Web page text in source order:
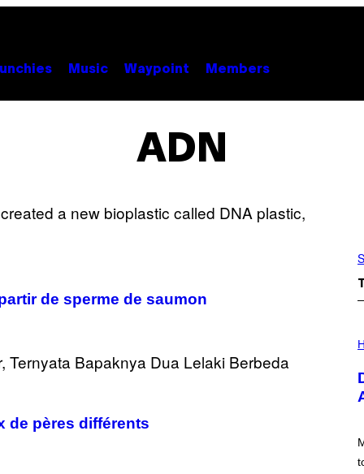
Music Waypoint Members
ADN
de sperme de saumon
de pères différents
L
S
T
R
I
N